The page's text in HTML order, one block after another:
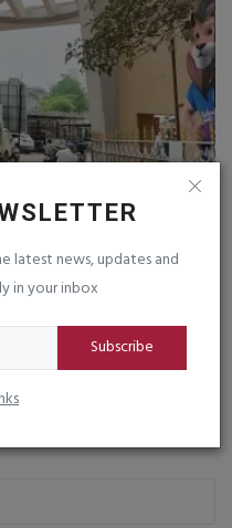
latest news, updates and
in your inbox
Subscribe
ચોમાસુ આંબી ગયું પરંતુ...